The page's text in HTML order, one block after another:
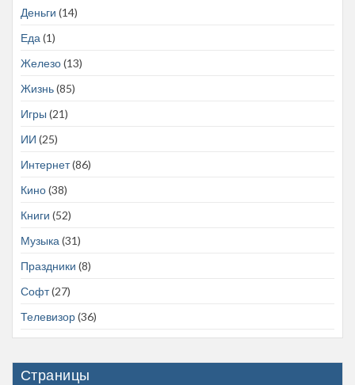
Деньги (14)
Еда(1)
Железо(13)
Жизнь(85)
Игры (21)
ИИ (25)
Интернет(86)
Кино(38)
Книги (52)
Музыка(31)
Праздники (8)
Софт(27)
Телевизор(36)
Страницы